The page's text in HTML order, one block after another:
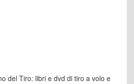
del Tiro: libri e dvd di tiro a volo e